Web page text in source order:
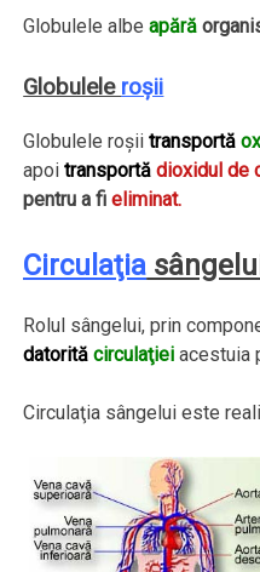
Globulele albeapără
Globulele roşii
Globulele roşiitransportă
apoitransportă dioxidul de
pentru a fieliminat.
Circulaţia
Rolul sângelui, prin
datorită circulaţiei acestuia
Circulaţia sângelui este